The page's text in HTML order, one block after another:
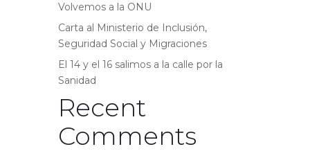
Volvemos a la ONU
Carta al Ministerio de Inclusión,
Seguridad Social y Migraciones
El 14 y el 16 salimos a la calle por la
Sanidad
Recent
Comments